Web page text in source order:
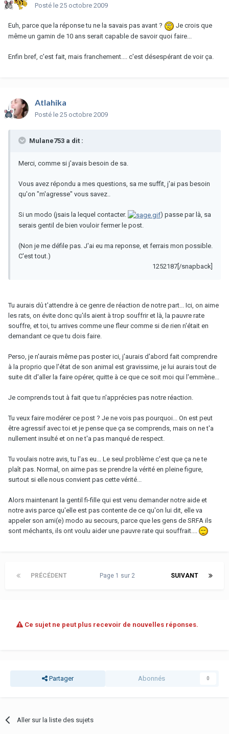
Posté le 25 octobre 2009
Euh, parce que la réponse tu ne la savais pas avant ?
Je crois que
même un gamin de 10 ans serait capable de savoir quoi faire...
Enfin bref, c'est fait, mais franchement.... c'est désespérant de voir ça.
Atlahika
Posté le 25 octobre 2009
Mulane753 a dit :
Merci, comme si j'avais besoin de sa.
Vous avez répondu a mes questions, sa me suffit, j'ai pas besoin
qu'on "m'agresse" vous savez..
Si un modo (jsais la lequel contacter.
) passe par là, sa
serais gentil de bien vouloir fermer le post.
(Non je me défile pas. J'ai eu ma reponse, et ferrais mon possible.
C'est tout.)
1252187[/snapback]
Tu aurais dû t'attendre à ce genre de réaction de notre part... Ici, on aime
les rats, on évite donc qu'ils aient à trop souffrir et là, la pauvre rate
souffre, et toi, tu arrives comme une fleur comme si de rien n'était en
demandant ce que tu dois faire.
Perso, je n'aurais même pas poster ici, j'aurais d'abord fait comprendre
à la proprio que l'état de son animal est gravissime, je lui aurais tout de
suite dit d'aller la faire opérer, quitte à ce que ce soit moi qui l'emmène...
Je comprends tout à fait que tu n'apprécies pas notre réaction.
Tu veux faire modérer ce post ? Je ne vois pas pourquoi... On est peut
être agressif avec toi et je pense que ça se comprends, mais on ne t'a
nullement insulté et on ne t'a pas manqué de respect.
Tu voulais notre avis, tu l'as eu... Le seul problème c'est que ça ne te
plaît pas. Normal, on aime pas se prendre la vérité en pleine figure,
surtout si elle nous convient pas cette vérité...
Alors maintenant la gentil fi-fille qui est venu demander notre aide et
notre avis parce qu'elle est pas contente de ce qu'on lui dit, elle va
appeler son ami(e) modo au secours, parce que les gens de SRFA ils
sont méchants, ils ont voulu aider une pauvre rate qui souffrait....
PRÉCÉDENT SUIVANT
Page 1 sur 2
Ce sujet ne peut plus recevoir de nouvelles réponses.
Partager Abonnés 0
Aller sur la liste des sujets